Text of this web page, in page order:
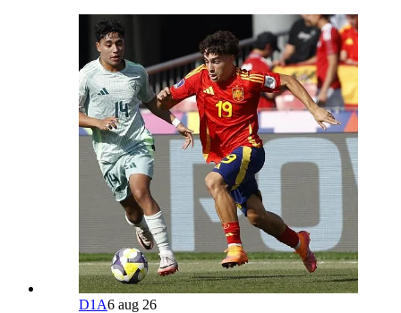
D1A6 aug 26